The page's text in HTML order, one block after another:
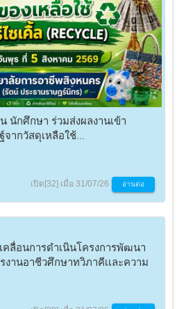
นักศึกษา ร่วมส่งผลงานเข้า
ากวัสดุเหลือใช้...
เปิด[32] เมื่อ 31/07/26 อ่านต่อ
คลื่อนการดำเนินโครงการพัฒนา
านอาชีวศึกษาทวิภาคีเเละความ